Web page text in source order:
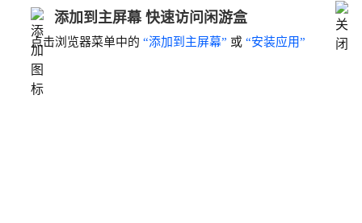
添加到主屏幕 快速访问闲游盒
点击浏览器菜单中的“添加到主屏幕” 或“安装应用”